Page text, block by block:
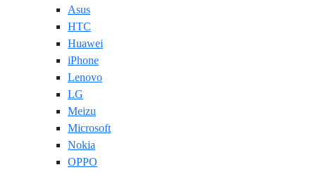
Asus
HTC
Huawei
iPhone
Lenovo
LG
Meizu
Microsoft
Nokia
OPPO